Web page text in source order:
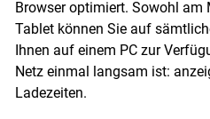
Browser optimiert. Sowohl am
Tablet können Sie auf
Ihnen auf einem PC zur
Netz einmal langsam ist:
Ladezeiten.